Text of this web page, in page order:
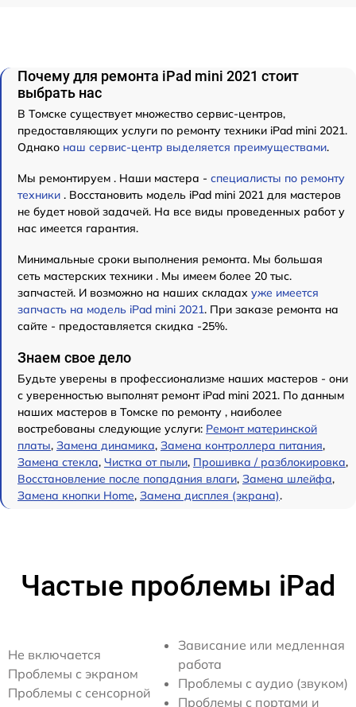
Почему для ремонта iPad mini 2021 стоит
выбрать нас
В Томске существует множество сервис-центров,
предоставляющих услуги по ремонту техники iPad mini 2021.
Однако наш сервис-центр выделяется преимуществами.
Мы ремонтируем . Наши мастера - специалисты по ремонту
техники . Восстановить модель iPad mini 2021 для мастеров
не будет новой задачей. На все виды проведенных работ у
нас имеется гарантия.
Минимальные сроки выполнения ремонта. Мы большая
сеть мастерских техники . Мы имеем более 20 тыс.
запчастей. И возможно на наших складах уже имеется
запчасть на модель iPad mini 2021. При заказе ремонта на
сайте - предоставляется скидка -25%.
Знаем свое дело
Будьте уверены в профессионализме наших мастеров - они
с уверенностью выполнят ремонт iPad mini 2021. По данным
наших мастеров в Томске по ремонту , наиболее
востребованы следующие услуги: Ремонт материнской
платы, Замена динамика, Замена контроллера питания,
Замена стекла, Чистка от пыли, Прошивка / разблокировка,
Восстановление после попадания влаги, Замена шлейфа,
Замена кнопки Home, Замена дисплея (экрана).
Частые проблемы iPad
Не включается
Проблемы с экраном
Проблемы с сенсорной
Зависание или медленная
работа
Проблемы с аудио (звуком)
Проблемы с портами и